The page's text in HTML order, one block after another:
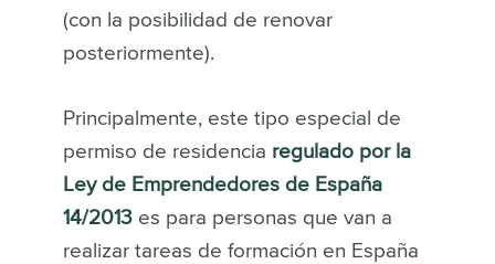
(con la posibilidad de renovar
posteriormente).
Principalmente, este tipo especial de
permiso de residencia regulado por la
Ley de Emprendedores de España
14/2013es para personas que van a
realizar tareas de formación en España